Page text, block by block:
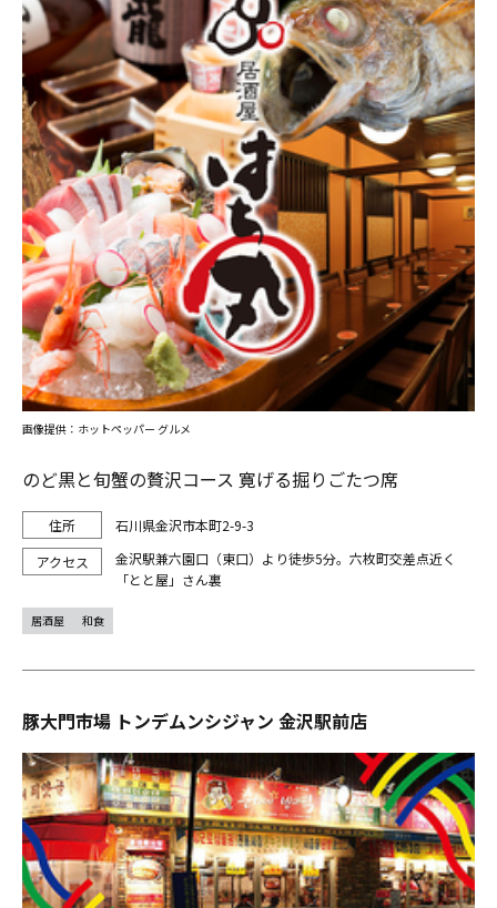
のど黒と旬蟹の贅沢コース 寛げる掘りごたつ席
石川県金沢市本町2-9-3
金沢駅兼六園口（東口）より徒歩5分。六枚町交差点近く
「とと屋」さん裏
画像提供：ホットペッパー グルメ
居酒屋 和食
豚大門市場 トンデムンシジャン 金沢駅前店